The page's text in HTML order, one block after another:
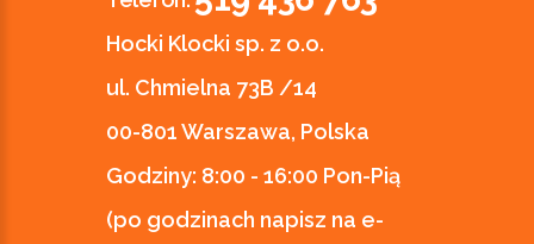
Hocki Klocki sp. z o.o.
ul. Chmielna 73B /14
00-801 Warszawa, Polska
Godziny: 8:00 - 16:00 Pon-Pią
(po godzinach napisz na e-